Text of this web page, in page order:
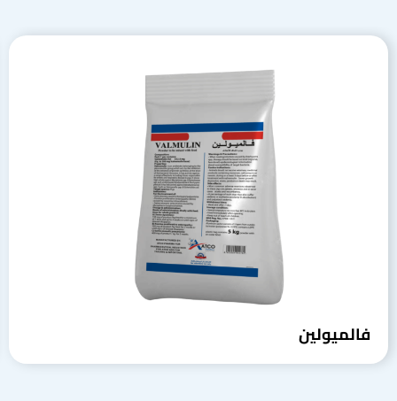
فالميولين